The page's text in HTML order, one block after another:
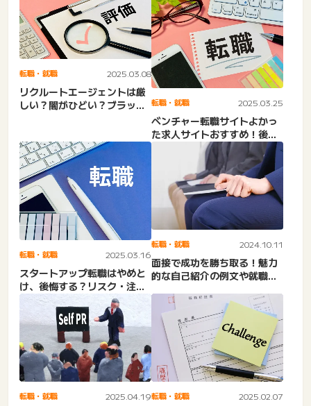
転職・就職 2025.03.08
リクルートエージェントは厳
しい？闇がひどい？ブラック
転職・就職 2025.03.25
ベンチャー転職サイトよかっ
た求人サイトおすすめ！後悔
しないスタートアップ転
転職・就職 2025.03.16
スタートアップ転職はやめと
け、後悔する？リスク・注意
点・メリット・デメリッ
ト。...
転職・就職 2024.10.11
面接で成功を勝ち取る！魅力
的な自己紹介の例文や就職に
転職・就職 2025.04.19転職・就職 2025.02.07